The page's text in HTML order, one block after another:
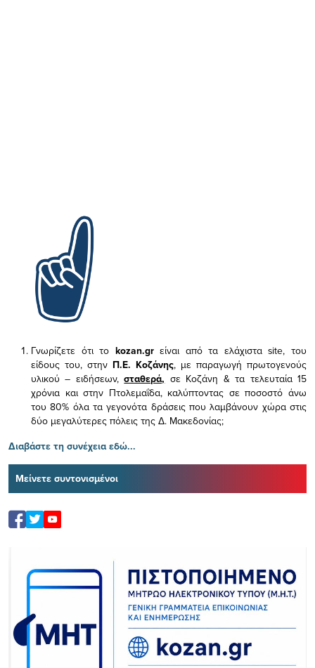
Γνωρίζετε ότι το kozan.gr είναι από τα ελάχισταsite, του
είδους του, στην Π.Ε. Κοζάνης, με παραγωγή πρωτογενούς
υλικού – ειδήσεων,σταθερά, σε Κοζάνη & τα τελευταία 15
χρόνια και στην Πτολεμαΐδα, καλύπτοντας σε ποσοστό άνω
του 80% όλα τα γεγονότα δράσεις που λαμβάνουν χώρα στις
δύο μεγαλύτερες πόλεις της Δ. Μακεδονίας;
Διαβάστε τη συνέχεια εδώ...
Μείνετε συντονισμένοι